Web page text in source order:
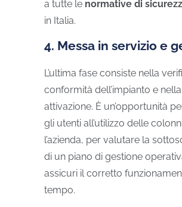
a tutte le normative di
in Italia.
4. Messa in servizio e
L’ultima fase consiste nella
conformità dell’impianto e
attivazione. È un’opportunità
gli utenti all’utilizzo delle
l’azienda, per valutare la
di un piano di gestione
assicuri il corretto
tempo.